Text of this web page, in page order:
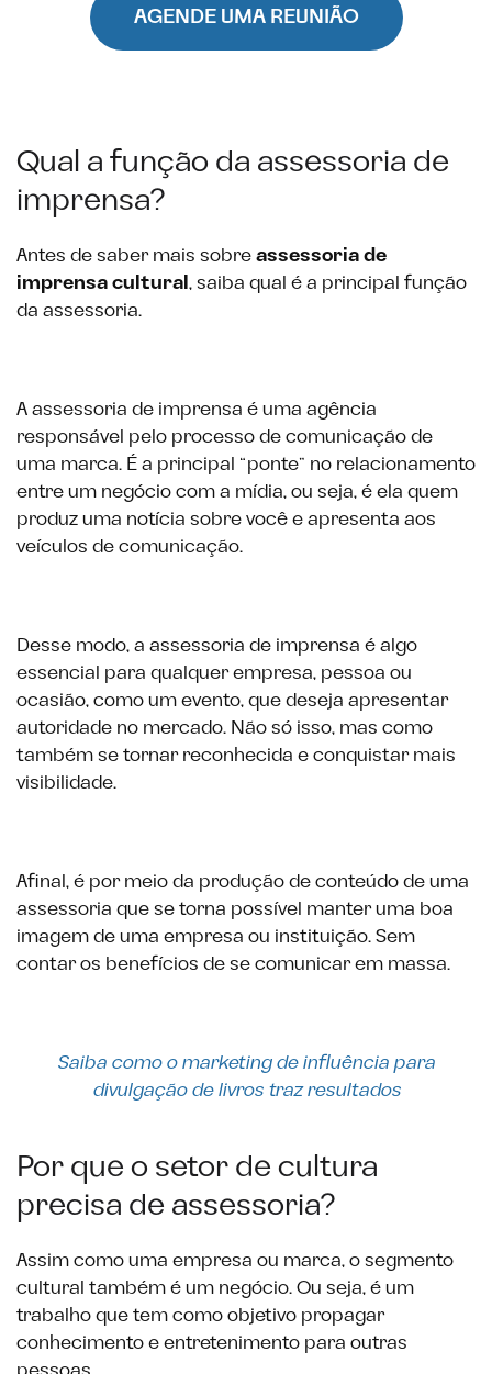
AGENDE UMA REUNIÃO
Qual a função da assessoria de
imprensa?
Antes de saber mais sobreassessoria de
imprensa cultural, saiba qual é a principal função
da assessoria.
A assessoria de imprensa é uma agência
responsável pelo processo de comunicação de
uma marca. É a principal “ponte” no relacionamento
entre um negócio com a mídia, ou seja, é ela quem
produz uma notícia sobre você e apresenta aos
veículos de comunicação.
Desse modo, a assessoria de imprensa é algo
essencial para qualquer empresa, pessoa ou
ocasião, como um evento, que deseja apresentar
autoridade no mercado. Não só isso, mas como
também se tornar reconhecida e conquistar mais
visibilidade.
Afinal, é por meio da produção de conteúdo de uma
assessoria que se torna possível manter uma boa
imagem de uma empresa ou instituição. Sem
contar os benefícios de se comunicar em massa.
Saiba como o marketing de influência para
divulgação de livros traz resultados
Por que o setor de cultura
precisa de assessoria?
Assim como uma empresa ou marca, o segmento
cultural também é um negócio. Ou seja, é um
trabalho que tem como objetivo propagar
conhecimento e entretenimento para outras